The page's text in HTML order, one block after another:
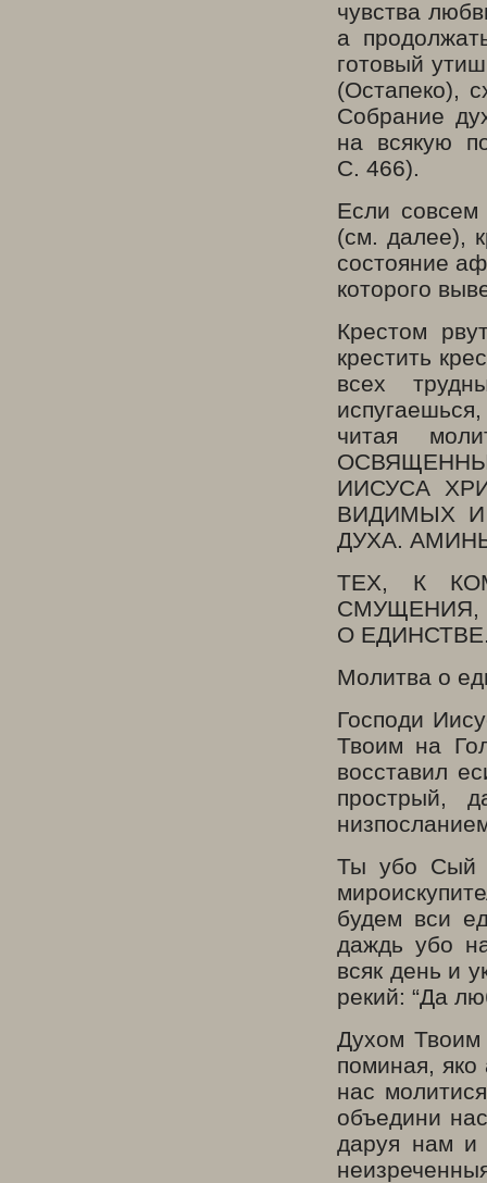
чувства
а
готовый
(Остапеко),
Собрание
на всякую
С. 466).
Если совсем
(см. далее),
состояние
которого
Крестом
крестить
всех
читая
ИИСУСА
ВИДИМЫХ
ДУХА.
ТЕХ, К
О
Молитва о
Господи
Твоим на
восставил
прострый,
Ты убо Сый
будем вси
даждь убо
всяк день и
рекий: “Да
Духом Твоим
поминая,
нас
объедини
даруя нам и